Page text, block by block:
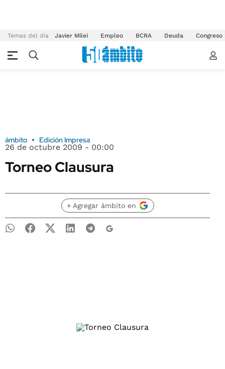
Temas del día Javier Milei Empleo BCRA Deuda Congreso
ámbito Edición Impresa
26 de octubre 2009 - 00:00
Torneo Clausura
+ Agregar ámbito en